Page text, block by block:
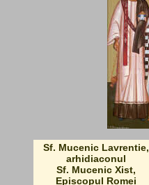
Sf. Mucenic Lavrentie,
arhidiaconul
Sf. Mucenic Xist,
Episcopul Romei